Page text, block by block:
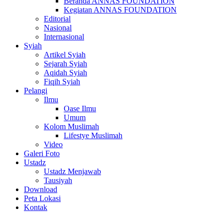
Kegiatan ANNAS FOUNDATION
Editorial
Nasional
Internasional
Syiah
Artikel Syiah
Sejarah Syiah
Aqidah Syiah
Fiqih Syiah
Pelangi
Ilmu
Oase Ilmu
Umum
Kolom Muslimah
Lifestye Muslimah
Video
Galeri Foto
Ustadz
Ustadz Menjawab
Tausiyah
Download
Peta Lokasi
Kontak